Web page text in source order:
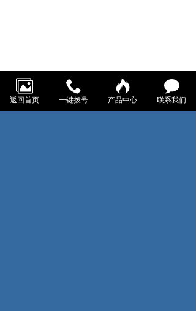
返回首页 一键拨号 产品中心 联系我们